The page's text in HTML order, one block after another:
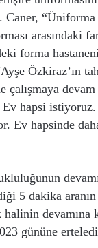
Caner, “Üniforma
arasındaki
forma
Özkiraz’ın
çalışmaya
Ev hapsi
Ev hapsinde
5 dakika aranın
devamına
gününe